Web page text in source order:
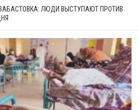
ЛЮДИ ВЫСТУПАЮТ ПРОТИВ